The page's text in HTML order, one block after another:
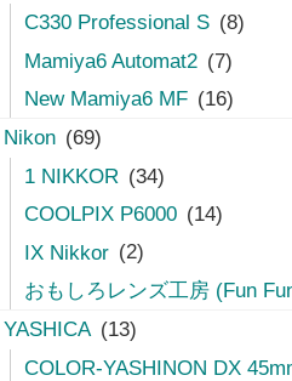
C330 Professional S (8)
Mamiya6 Automat2 (7)
New Mamiya6 MF (16)
Nikon (69)
1 NIKKOR (34)
COOLPIX P6000 (14)
IX Nikkor (2)
おもしろレンズ工房 (Fun
YASHICA (13)
COLOR-YASHINON DX